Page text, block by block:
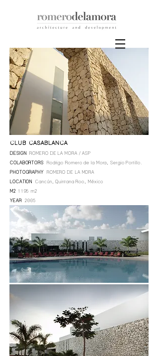
CLUB CASABLANCA
DESIGN ROMERO DE LA MORA / ASP
COLABORTORS Rodrigo Romero de la Mora, Sergio Portillo.
PHOTOGRAPHYROMERO DE LA MORA
LOCATIONCancún, Quintana Roo, México
M2 1195 m2
YEAR 2005